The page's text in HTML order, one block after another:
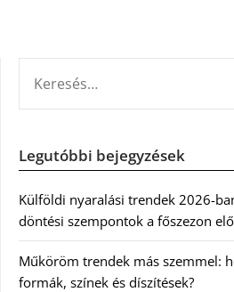
Legutóbbi bejegyzések
Külföldi nyaralási trendek 2026-
döntési szempontok a főszezon
Műköröm trendek más szemmel:
formák, színek és díszítések?